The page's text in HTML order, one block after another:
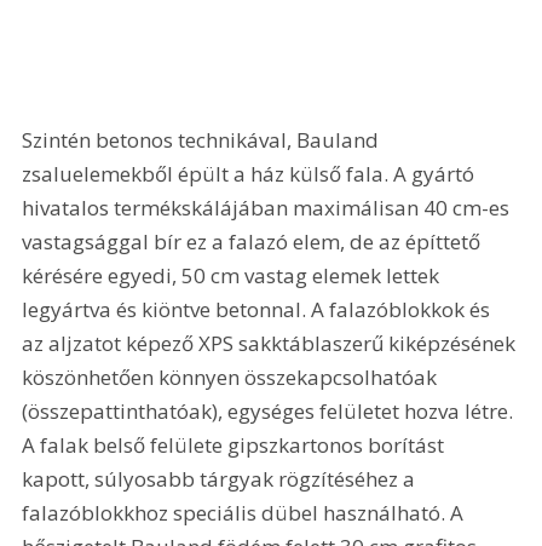
Szintén betonos technikával, Bauland
zsaluelemekből épült a ház külső fala. A gyártó
hivatalos termékskálájában maximálisan 40 cm-es
vastagsággal bír ez a falazó elem, de az építtető
kérésére egyedi, 50 cm vastag elemek lettek
legyártva és kiöntve betonnal. A falazóblokkok és
az aljzatot képező XPS sakktáblaszerű kiképzésének
köszönhetően könnyen összekapcsolhatóak
(összepattinthatóak), egységes felületet hozva létre.
A falak belső felülete gipszkartonos borítást
kapott, súlyosabb tárgyak rögzítéséhez a
falazóblokkhoz speciális dübel használható. A